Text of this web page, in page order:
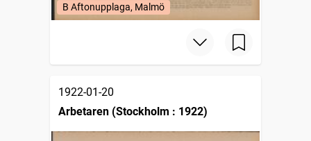
B Aftonupplaga, Malmö
1922-01-20
Arbetaren (Stockholm : 1922)